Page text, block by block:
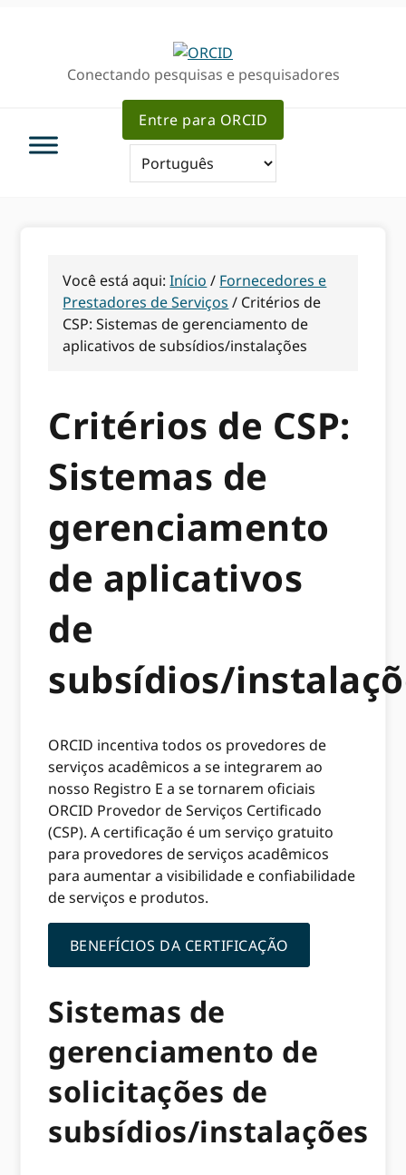
navegaçãoConectando pesquisas e pesquisadores
Entre para ORCID
Você está aqui:Início / Fornecedores e
Prestadores de Serviços / Critérios de
CSP: Sistemas de gerenciamento de
aplicativos de subsídios/instalações
Critérios de CSP:
Sistemas de
gerenciamento
de aplicativos
de
subsídios/
ORCID incentiva todos os provedores de
serviços acadêmicos a se integrarem ao
nosso Registro E a se tornarem oficiais
ORCID Provedor de Serviços Certificado
(CSP). A certificação é um serviço gratuito
para provedores de serviços acadêmicos
para aumentar a visibilidade e confiabilidade
de serviços e produtos.
BENEFÍCIOS DA CERTIFICAÇÃO
Sistemas de
gerenciamento de
solicitações de
subsídios/instalações